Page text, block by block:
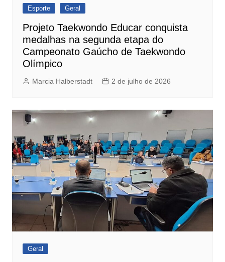
Esporte Geral
Projeto Taekwondo Educar conquista
medalhas na segunda etapa do
Campeonato Gaúcho de Taekwondo
Olímpico
Marcia Halberstadt 2 de julho de 2026
Geral